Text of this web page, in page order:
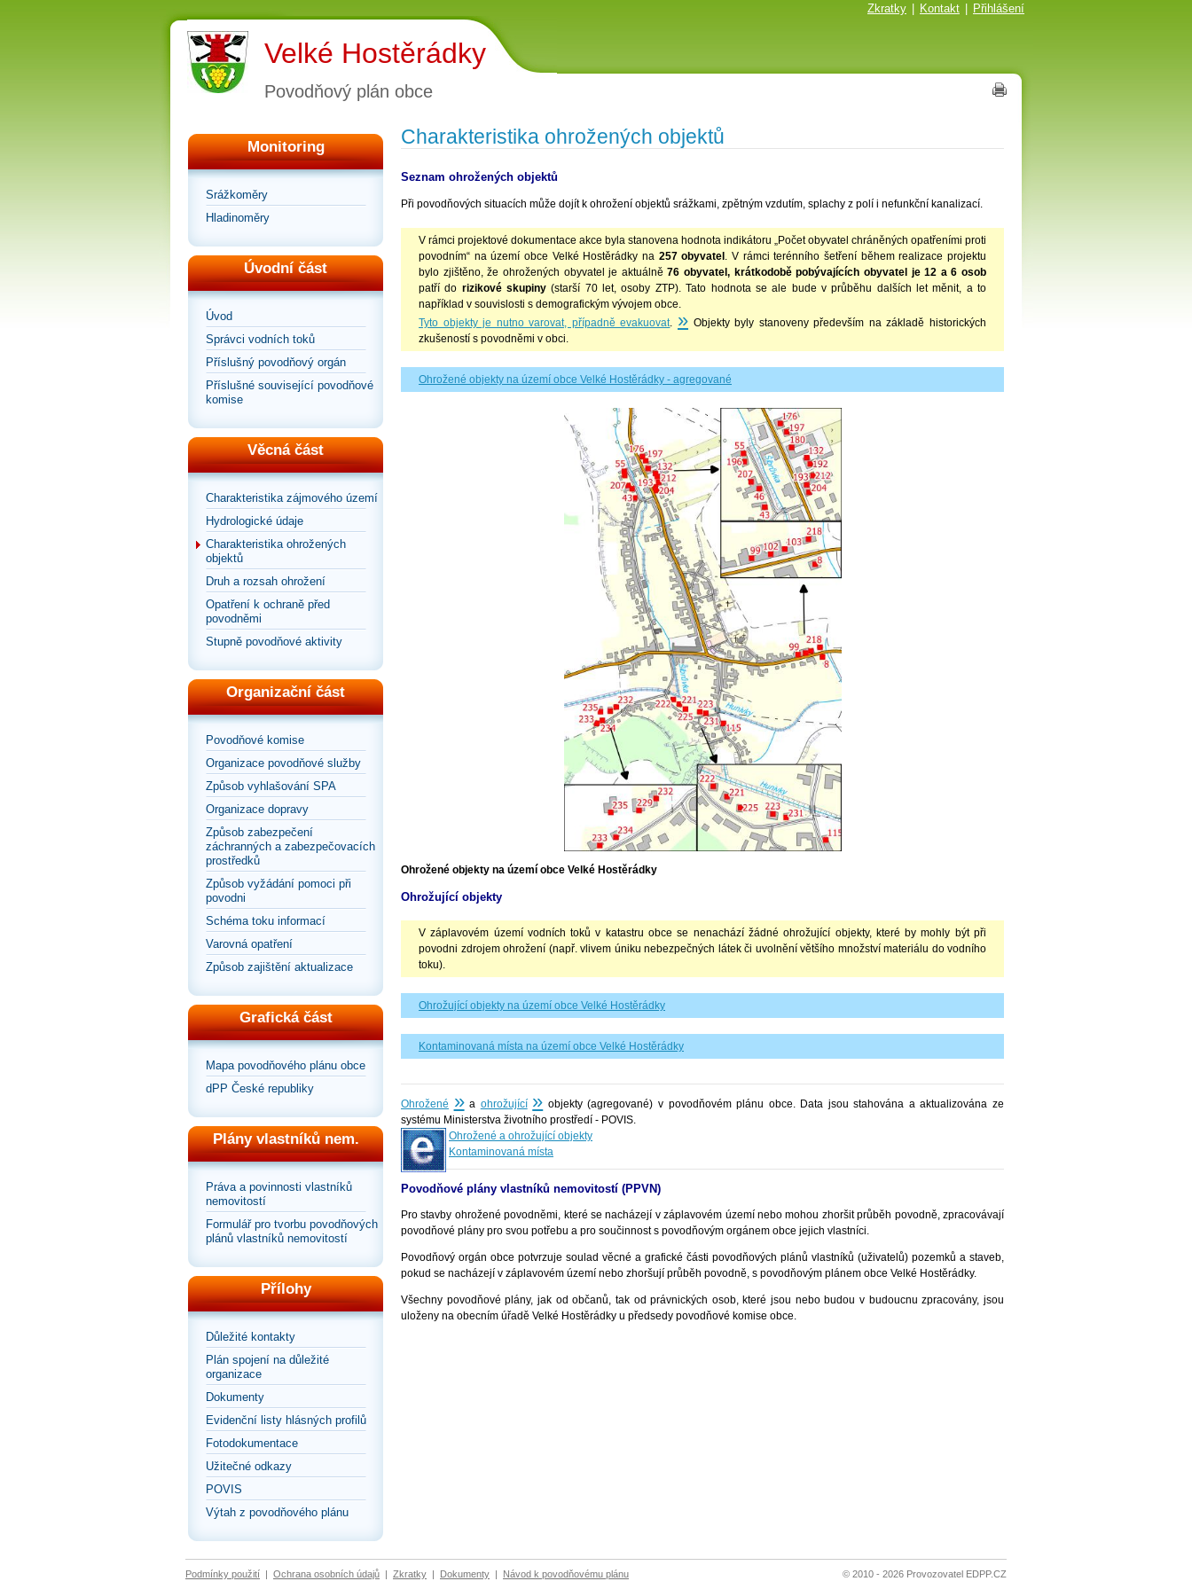
Zkratky Kontakt Přihlášení
Velké Hostěrádky
Povodňový plán obce
Monitoring
Srážkoměry
Hladinoměry
Úvodní část
Úvod
Správci vodních toků
Příslušný povodňový orgán
Příslušné související povodňové
komise
Věcná část
Charakteristika zájmového území
Hydrologické údaje
Charakteristika ohrožených
objektů
Druh a rozsah ohrožení
Opatření k ochraně před
povodněmi
Stupně povodňové aktivity
Organizační část
Povodňové komise
Organizace povodňové služby
Způsob vyhlašování SPA
Organizace dopravy
Způsob zabezpečení
záchranných a zabezpečovacích
prostředků
Způsob vyžádání pomoci při
povodni
Schéma toku informací
Varovná opatření
Způsob zajištění aktualizace
Grafická část
Mapa povodňového plánu obce
dPP České republiky
Plány vlastníků nem.
Práva a povinnosti vlastníků
nemovitostí
Formulář pro tvorbu povodňových
plánů vlastníků nemovitostí
Přílohy
Důležité kontakty
Plán spojení na důležité
organizace
Dokumenty
Evidenční listy hlásných profilů
Fotodokumentace
Užitečné odkazy
POVIS
Výtah z povodňového plánu
Charakteristika ohrožených objektů
Seznam ohrožených objektů
Při povodňových situacích může dojít k ohrožení objektů srážkami, zpětným vzdutím, splachy z polí i nefunkční kanalizací.
V rámci projektové dokumentace akce byla stanovena hodnota indikátoru „Počet obyvatel chráněných opatřeními proti
povodním“ na území obce Velké Hostěrádky na 257 obyvatel . V rámci terénního šetření během realizace projektu
bylo zjištěno, že ohrožených obyvatel je aktuálně76 obyvatel, krátkodobě pobývajících obyvatel je 12 a 6 osob
patří do rizikové skupiny(starší 70 let, osoby ZTP). Tato hodnota se ale bude v průběhu dalších let měnit, a to
například v souvislosti s demografickým vývojem obce.
Tyto objekty je nutno varovat, případně evakuovat. » Objekty byly stanoveny především na základě historických
zkušeností s povodněmi v obci.
Ohrožené objekty na území obce Velké Hostěrádky - agregované
Ohrožené objekty na území obce Velké Hostěrádky
Ohrožující objekty
V záplavovém území vodních toků v katastru obce se nenachází žádné ohrožující objekty, které by mohly být při
povodni zdrojem ohrožení (např. vlivem úniku nebezpečných látek či uvolnění většího množství materiálu do vodního
toku).
Ohrožující objekty na území obce Velké Hostěrádky
Kontaminovaná místa na území obce Velké Hostěrádky
Ohrožené »a ohrožující » objekty (agregované) v povodňovém plánu obce. Data jsou stahována a aktualizována ze
systému Ministerstva životního prostředí - POVIS.
Ohrožené a ohrožující objekty
Kontaminovaná místa
Povodňové plány vlastníků nemovitostí (PPVN)
Pro stavby ohrožené povodněmi, které se nacházejí v záplavovém území nebo mohou zhoršit průběh povodně, zpracovávají
povodňové plány pro svou potřebu a pro součinnost s povodňovým orgánem obce jejich vlastníci.
Povodňový orgán obce potvrzuje soulad věcné a grafické části povodňových plánů vlastníků (uživatelů) pozemků a staveb,
pokud se nacházejí v záplavovém území nebo zhoršují průběh povodně, s povodňovým plánem obce Velké Hostěrádky.
Všechny povodňové plány, jak od občanů, tak od právnických osob, které jsou nebo budou v budoucnu zpracovány, jsou
uloženy na obecním úřadě Velké Hostěrádky u předsedy povodňové komise obce.
Podmínky použití | Ochrana osobních údajů | Zkratky | Dokumenty | Návod k povodňovému plánu © 2010 - 2026 Provozovatel EDPP.CZ